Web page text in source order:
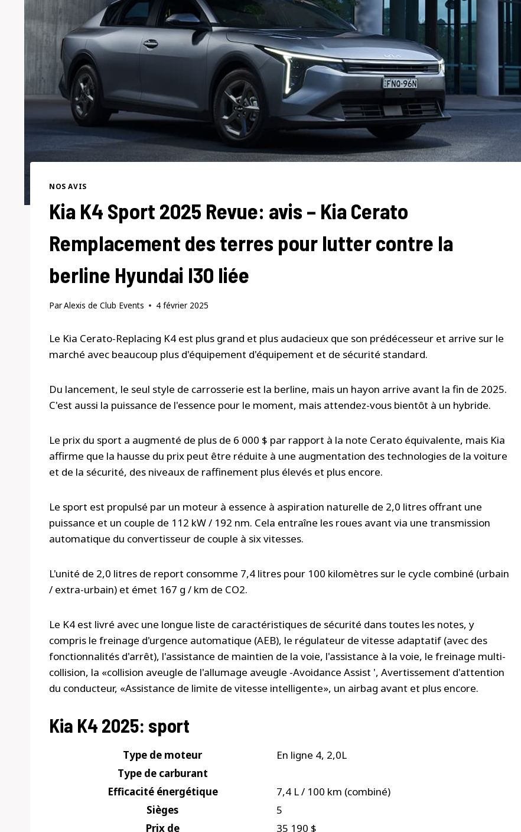
NOS AVIS
Kia K4 Sport 2025 Revue: avis – Kia Cerato
Remplacement des terres pour lutter contre la
berline Hyundai I30 liée
ParAlexis de Club Events 4 février 2025
Le Kia Cerato-Replacing K4 est plus grand et plus audacieux que son prédécesseur et arrive sur le
marché avec beaucoup plus d'équipement d'équipement et de sécurité standard.
Du lancement, le seul style de carrosserie est la berline, mais un hayon arrive avant la fin de 2025.
C'est aussi la puissance de l'essence pour le moment, mais attendez-vous bientôt à un hybride.
Le prix du sport a augmenté de plus de 6 000 $ par rapport à la note Cerato équivalente, mais Kia
affirme que la hausse du prix peut être réduite à une augmentation des technologies de la voiture
et de la sécurité, des niveaux de raffinement plus élevés et plus encore.
Le sport est propulsé par un moteur à essence à aspiration naturelle de 2,0 litres offrant une
puissance et un couple de 112 kW / 192 nm. Cela entraîne les roues avant via une transmission
automatique du convertisseur de couple à six vitesses.
L'unité de 2,0 litres de report consomme 7,4 litres pour 100 kilomètres sur le cycle combiné (urbain
/ extra-urbain) et émet 167 g / km de CO2.
Le K4 est livré avec une longue liste de caractéristiques de sécurité dans toutes les notes, y
compris le freinage d'urgence automatique (AEB), le régulateur de vitesse adaptatif (avec des
fonctionnalités d'arrêt), l'assistance de maintien de la voie, l'assistance à la voie, le freinage multi-
collision, la «collision aveugle de l'allumage aveugle -Avoidance Assist ', Avertissement d'attention
du conducteur, «Assistance de limite de vitesse intelligente», un airbag avant et plus encore.
Kia K4 2025: sport
Type de moteur
En ligne 4, 2,0L
Type de carburant
Efficacité énergétique
7,4 L / 100 km (combiné)
Sièges
5
Prix ​​de
35 190 $